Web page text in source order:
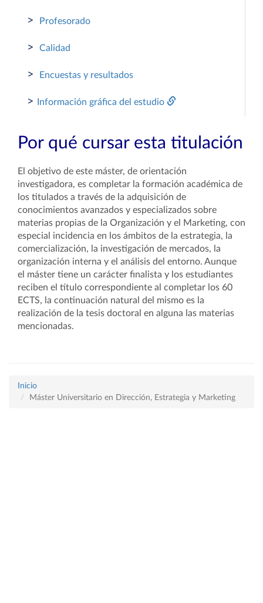
> Profesorado
> Calidad
> Encuestas y resultados
> Información gráfica del estudio
Por qué cursar esta titulación
El objetivo de este máster, de orientación
investigadora, es completar la formación académica de
los titulados a través de la adquisición de
conocimientos avanzados y especializados sobre
materias propias de la Organización y el Marketing, con
especial incidencia en los ámbitos de la estrategia, la
comercialización, la investigación de mercados, la
organización interna y el análisis del entorno. Aunque
el máster tiene un carácter finalista y los estudiantes
reciben el título correspondiente al completar los 60
ECTS, la continuación natural del mismo es la
realización de la tesis doctoral en alguna las materias
mencionadas.
Inicio
Máster Universitario en Dirección, Estrategia y Marketing